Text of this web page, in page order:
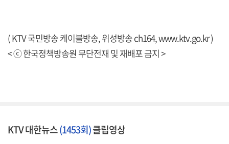
( KTV 국민방송 케이블방송, 위성방송 ch164,www.ktv.go.kr)
< ⓒ 한국정책방송원 무단전재 및 재배포 금지 >
KTV 대한뉴스(1453회)클립영상